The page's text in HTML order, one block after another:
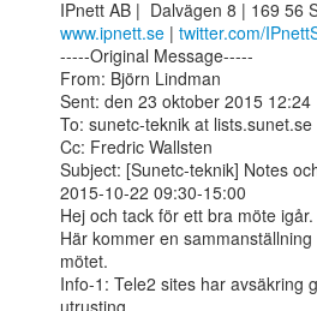
www.ipnett.se | twitter.com/
-----Original Message-----
From: Björn Lindman
Sent: den 23 oktober 2015 12:24
To: sunetc-teknik at lists.sunet.se
Cc: Fredric Wallsten
Subject: [Sunetc-teknik] Notes
2015-10-22 09:30-15:00
Hej och tack för ett bra möte igår.
Här kommer en
mötet.
Info-1: Tele2 sites har avsäkring
utrusting